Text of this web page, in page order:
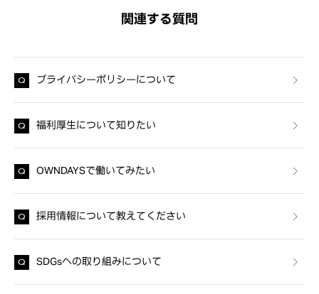
関連する質問
プライバシーポリシーについて
福利厚生について知りたい
OWNDAYSで働いてみたい
採用情報について教えてください
SDGsへの取り組みについて